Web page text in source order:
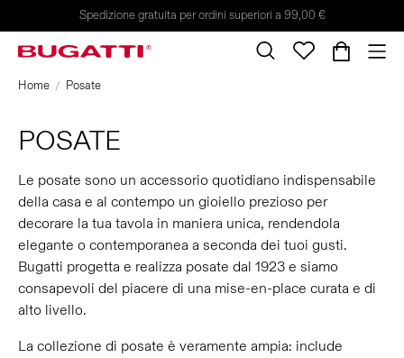
Spedizione gratuita per ordini superiori a 99,00 €
Home Posate
POSATE
Le posate sono un accessorio quotidiano indispensabile
della casa e al contempo un gioiello prezioso per
decorare la tua tavola in maniera unica, rendendola
elegante o contemporanea a seconda dei tuoi gusti.
Bugatti progetta e realizza posate dal 1923 e siamo
consapevoli del piacere di una mise-en-place curata e di
alto livello.
La collezione di posate è veramente ampia: include